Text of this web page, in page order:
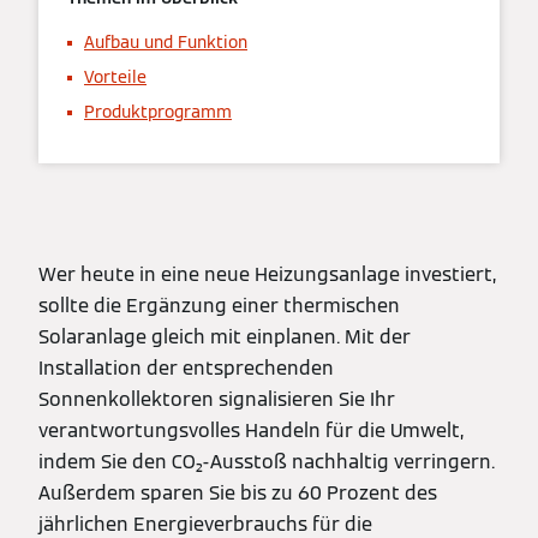
Aufbau und Funktion
Vorteile
Produktprogramm
Wer heute in eine neue Heizungsanlage investiert,
sollte die Ergänzung einer thermischen
Solaranlage gleich mit einplanen. Mit der
Installation der entsprechenden
Sonnenkollektoren signalisieren Sie Ihr
verantwortungsvolles Handeln für die Umwelt,
indem Sie den CO₂-Ausstoß nachhaltig verringern.
Außerdem sparen Sie bis zu 60 Prozent des
jährlichen Energieverbrauchs für die